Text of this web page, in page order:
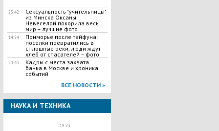
23:42
Сексуальность "учительницы"
из Минска Оксаны
Невеселой покорила весь
мир – лучшие фото
14:54
Приморье после тайфуна:
поселки превратились в
сплошные реки, люди ждут
хлеб от спасателей – фото
20:40
Кадры с места захвата
банка в Москве и хроника
событий
ВСЕ НОВОСТИ »
НАУКА И ТЕХНИКА
19:23